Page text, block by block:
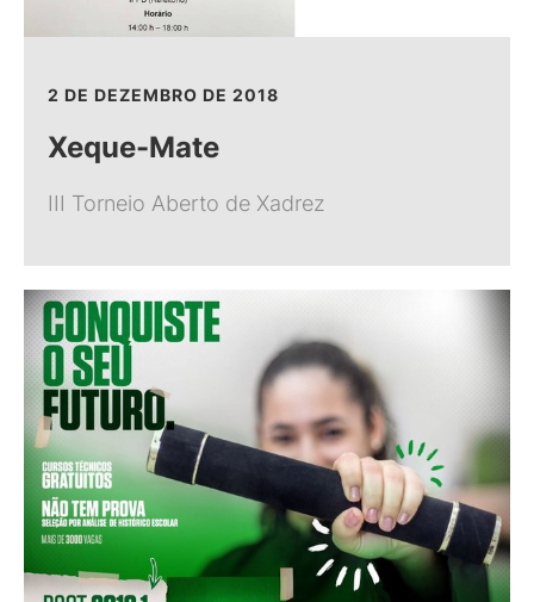
2 DE DEZEMBRO DE 2018
Xeque-Mate
III Torneio Aberto de Xadrez